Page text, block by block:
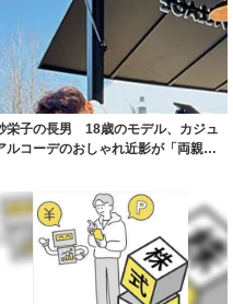
紗栄子の長男 18歳のモデル、カジュ
アルコーデのおしゃれ近影が「両親の
いいとこ取...
拡大中の「スマホ証券」が投資初心者
にマッチする理由